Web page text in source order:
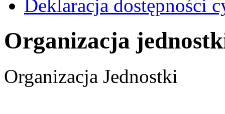
Deklaracja dostępności
Organizacja
Organizacja Jednostki